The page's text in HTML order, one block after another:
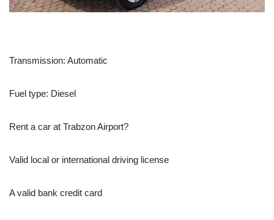
Transmission: Automatic
Fuel type: Diesel
Rent a car at Trabzon Airport?
Valid local or international driving license
A valid bank credit card